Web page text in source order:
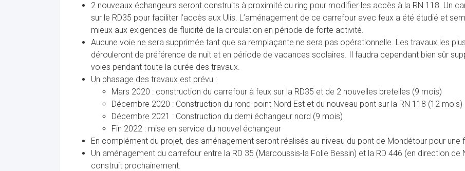
2 nouveaux échangeurs seront construits à proximité du ring pour modifier les accès à la RN 118. Un
sur le RD35 pour faciliter l’accès aux Ulis. L’aménagement de ce carrefour avec feux a été étudié et
mieux aux exigences de fluidité de la circulation en période de forte activité.
Aucune voie ne sera supprimée tant que sa remplaçante ne sera pas opérationnelle. Les travaux les
dérouleront de préférence de nuit et en période de vacances scolaires. Il faudra cependant bien sûr
voies pendant toute la durée des travaux.
Un phasage des travaux est prévu :
Mars 2020 : construction du carrefour à feux sur la RD35 et de 2 nouvelles bretelles (9 mois)
Décembre 2020 : Construction du rond-point Nord Est et du nouveau pont sur la RN 118 (12 mois)
Décembre 2021 : Construction du demi échangeur nord (9 mois)
Fin 2022 : mise en service du nouvel échangeur
En complément du projet, des aménagement seront réalisés au niveau du pont de Mondétour pour une
Un aménagement du carrefour entre la RD 35 (Marcoussis-la Folie Bessin) et la RD 446 (en direction
construit prochainement.